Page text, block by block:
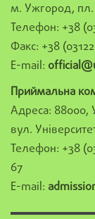
м. Ужгород, пл.
Телефон: +38
Факс: +38
E-mail:
Приймальна
Адреса: 88000,
вул.
Телефон: +38
67
E-mail: